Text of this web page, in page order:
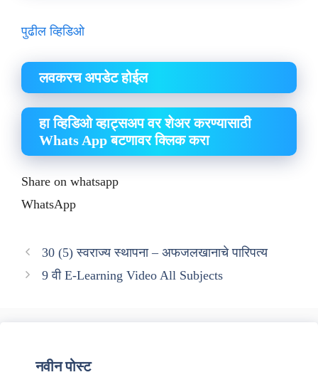
पुढील व्हिडिओ
लवकरच अपडेट होईल
हा व्हिडिओ व्हाट्सअप वर शेअर करण्यासाठी
Whats App बटणावर क्लिक करा
Share on whatsapp
WhatsApp
30 (5) स्वराज्य स्थापना – अफजलखानाचे पारिपत्य
9 वी E-Learning Video All Subjects
नवीन पोस्ट